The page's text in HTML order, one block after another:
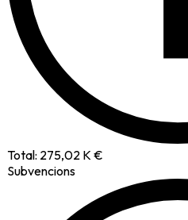
Total: 275,02 K €
Subvencions